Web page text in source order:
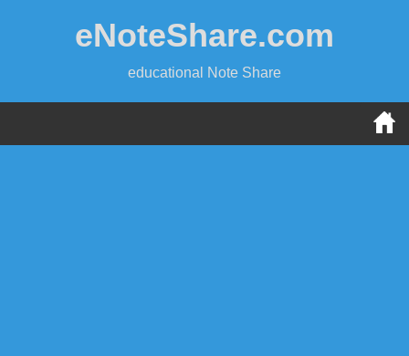
eNoteShare.com
educational Note Share